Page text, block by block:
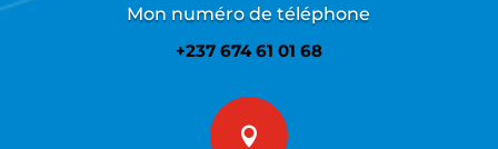
Mon numéro de téléphone
+237 674 61 01 68
